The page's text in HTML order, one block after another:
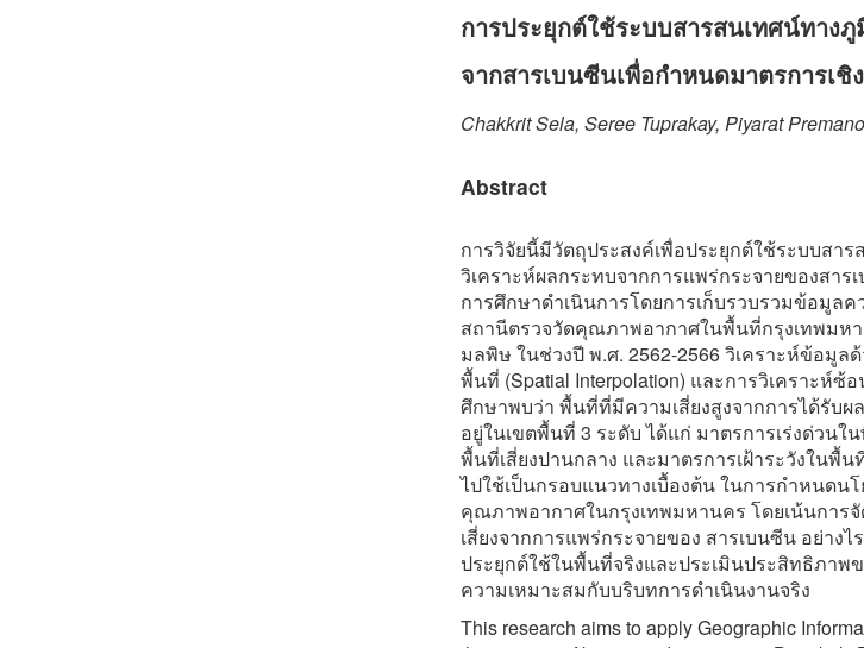
การประยุกต์ใช้ระบบสารสนเทศน์ทาง
จากสารเบนซีนเพื่อกำหนดมาตรการเ
Chakkrit Sela, Seree Tuprakay, Piyarat
Abstract
การวิจัยนี้มีวัตถุประสงค์เพื่อประยุกต์ใช้ระบบสาร
วิเคราะห์ผลกระทบจากการแพร่กระจายของสา
การศึกษาดำเนินการโดยการเก็บรวบรวมข้อมูล
สถานีตรวจวัดคุณภาพอากาศในพื้นที่กรุงเทพมห
มลพิษ ในช่วงปี พ.ศ. 2562-2566 วิเคราะห์ข้อมูล
พื้นที่ (Spatial Interpolation) และการวิเคราะห์ซ้
ศึกษาพบว่า พื้นที่ที่มีความเสี่ยงสูงจากการได้รับผ
อยู่ในเขตพื้นที่ 3 ระดับ ได้แก่ มาตรการเร่งด่วนใ
พื้นที่เสี่ยงปานกลาง และมาตรการเฝ้าระวังในพื้
ไปใช้เป็นกรอบแนวทางเบื้องต้น ในการกำหนดน
คุณภาพอากาศในกรุงเทพมหานคร โดยเน้นการ
เสี่ยงจากการแพร่กระจายของ สารเบนซีน อย่าง
ประยุกต์ใช้ในพื้นที่จริงและประเมินประสิทธิภาพ
ความเหมาะสมกับบริบทการดำเนินงานจริง
This research aims to apply Geographic